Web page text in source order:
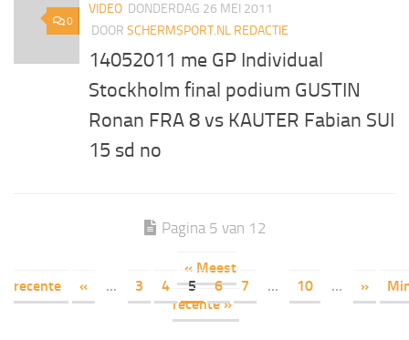
0
VIDEO DONDERDAG 26 MEI 2011
DOOR SCHERMSPORT.NL REDACTIE
14052011 me GP Individual
Stockholm final podium GUSTIN
Ronan FRA 8 vs KAUTER Fabian SUI
15 sd no
Pagina 5 van 12
« Meest
recente
« ... 3 4 5 6 7 ... 10 ... »
recente »